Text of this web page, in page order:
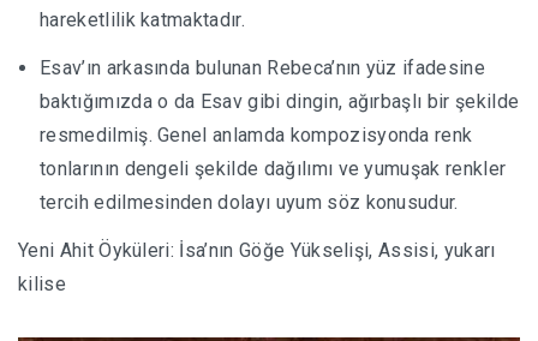
hareketlilik katmaktadır.
Esav’ın arkasında bulunan Rebeca’nın yüz ifadesine
baktığımızda o da Esav gibi dingin, ağırbaşlı bir şekilde
resmedilmiş. Genel anlamda kompozisyonda renk
tonlarının dengeli şekilde dağılımı ve yumuşak renkler
tercih edilmesinden dolayı uyum söz konusudur.
Yeni Ahit Öyküleri: İsa’nın Göğe Yükselişi, Assisi, yukarı
kilise